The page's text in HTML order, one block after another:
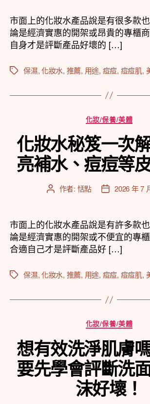
者
佈
日
期
市面上的化妝水產品說是有很多款
論是經濟實惠的開架或昂貴的專櫃
自身才是評斷產品好壞的 […]
標
保濕,化妝水, 推薦, 用途, 痘痘, 痘痘肌,
分
類
化妝/保養/美體
化妝水秘笈一次
亮補水、痘痘等
文
者
作者: 恬點
文
佈
日
期
2026 年 7
市面上的化妝水產品說是有許多款
論是經濟實惠的開架或不便宜的專
合適自己才是評斷產品好 […]
標
保濕,化妝水, 推薦, 用途, 痘痘, 痘痘肌,
分
類
化妝/保養/美體
想有效洗淨肌膚
要先學會評斷洗
沫好壞！